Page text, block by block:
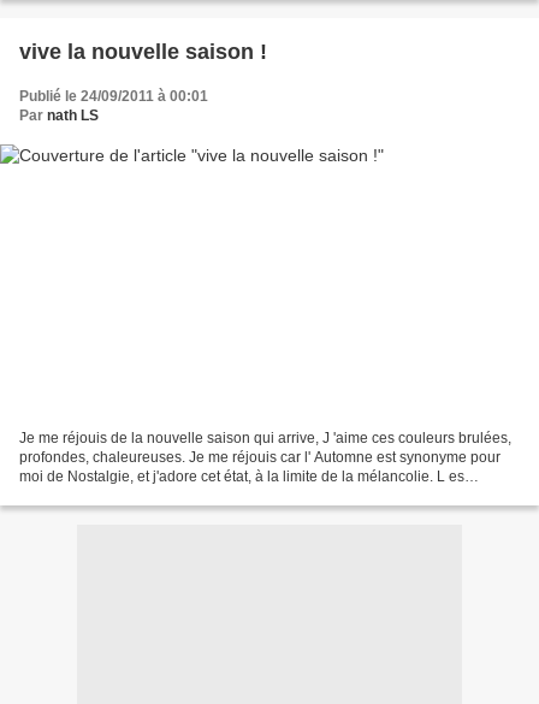
vive la nouvelle saison !
Publié le 24/09/2011 à 00:01
Par nath LS
Je me réjouis de la nouvelle saison qui arrive, J 'aime ces couleurs brulées,
profondes, chaleureuses. Je me réjouis car l' Automne est synonyme pour
moi de Nostalgie, et j'adore cet état, à la limite de la mélancolie. L es